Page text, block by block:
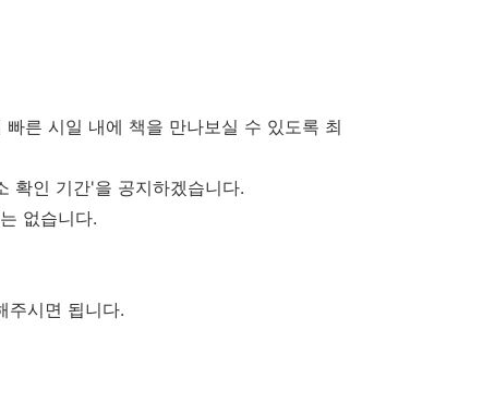
른 시일 내에 책을 만나보실 수 있도록 최
확인 기간'을 공지하겠습니다.
없습니다.
주시면 됩니다.